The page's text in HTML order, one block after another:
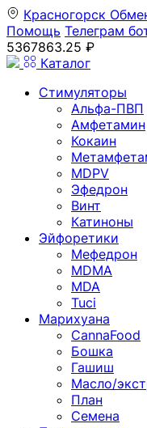
Красногорск
Помощь Телеграм
5367863.25 ₽
Каталог
Стимуляторы
Альфа-ПВП
Амфетамин
Кокаин
MDPV
Эфедрон
Винт
Катиноны
Эйфоретики
Мефедрон
MDMA
MDA
Tuci
Марихуана
CannaFood
Бошка
Гашиш
Масло/
План
Семена